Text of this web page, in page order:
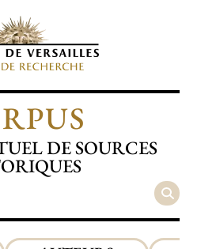
DE SOURCES